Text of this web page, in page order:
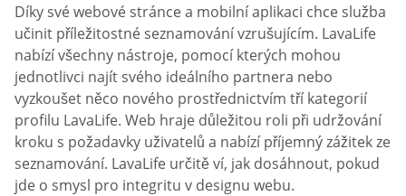
Díky své webové stránce a mobilní aplikaci chce služba
učinit příležitostné seznamování vzrušujícím. LavaLife
nabízí všechny nástroje, pomocí kterých mohou
jednotlivci najít svého ideálního partnera nebo
vyzkoušet něco nového prostřednictvím tří kategorií
profilu LavaLife. Web hraje důležitou roli při udržování
kroku s požadavky uživatelů a nabízí příjemný zážitek ze
seznamování. LavaLife určitě ví, jak dosáhnout, pokud
jde o smysl pro integritu v designu webu.